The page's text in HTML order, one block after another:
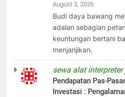
August 3, 2026
Budi daya bawang
adalan sebagian
keuntungan bertani
menjanjikan.
sewa alat interpreter
Pendapatan Pas-
Investasi :